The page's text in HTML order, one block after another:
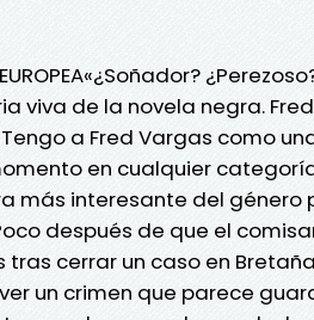
EUROPEA«¿Soñador?
viva de la novela negra.
a Fred Vargas como
en cualquier
más interesante del género
después de que el
cerrar un caso en
un crimen que parece